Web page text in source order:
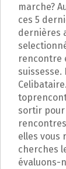
marche?
ces 5
dernières
rencontre
sortir pour
elles vous
cherches
évaluons-